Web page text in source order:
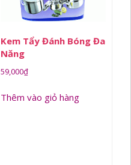
Kem Tẩy Đánh Bóng Đa
Năng
59,000₫
Thêm vào giỏ hàng